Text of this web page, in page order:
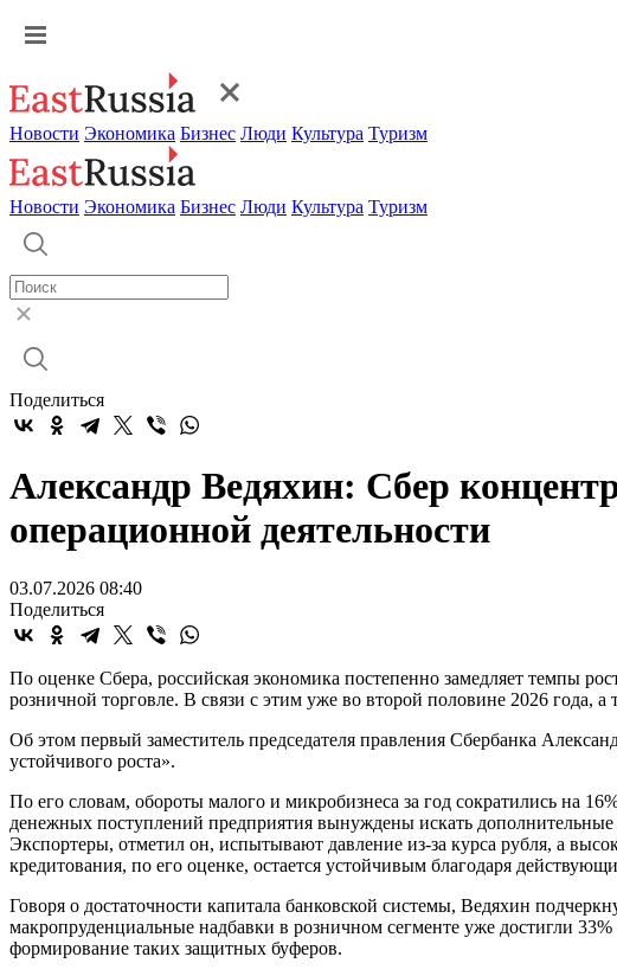
Новости Экономика Бизнес Люди Культура Туризм
Новости Экономика Бизнес Люди Культура Туризм
Поделиться
Александр Ведяхин: Сбер
операционной деятельности
03.07.2026 08:40
Поделиться
По оценке Сбера, российская экономика постепенно замедляет темпы
розничной торговле. В связи с этим уже во второй половине 2026 года,
Об этом первый заместитель председателя правления Сбербанка
устойчивого роста».
По его словам, обороты малого и микробизнеса за год сократились на
денежных поступлений предприятия вынуждены искать дополнительные
Экспортеры, отметил он, испытывают давление из-за курса рубля, а
кредитования, по его оценке, остается устойчивым благодаря
Говоря о достаточности капитала банковской системы, Ведяхин
макропруденциальные надбавки в розничном сегменте уже достигли
формирование таких защитных буферов.